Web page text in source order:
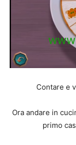
Contare e
Ora andare in
primo